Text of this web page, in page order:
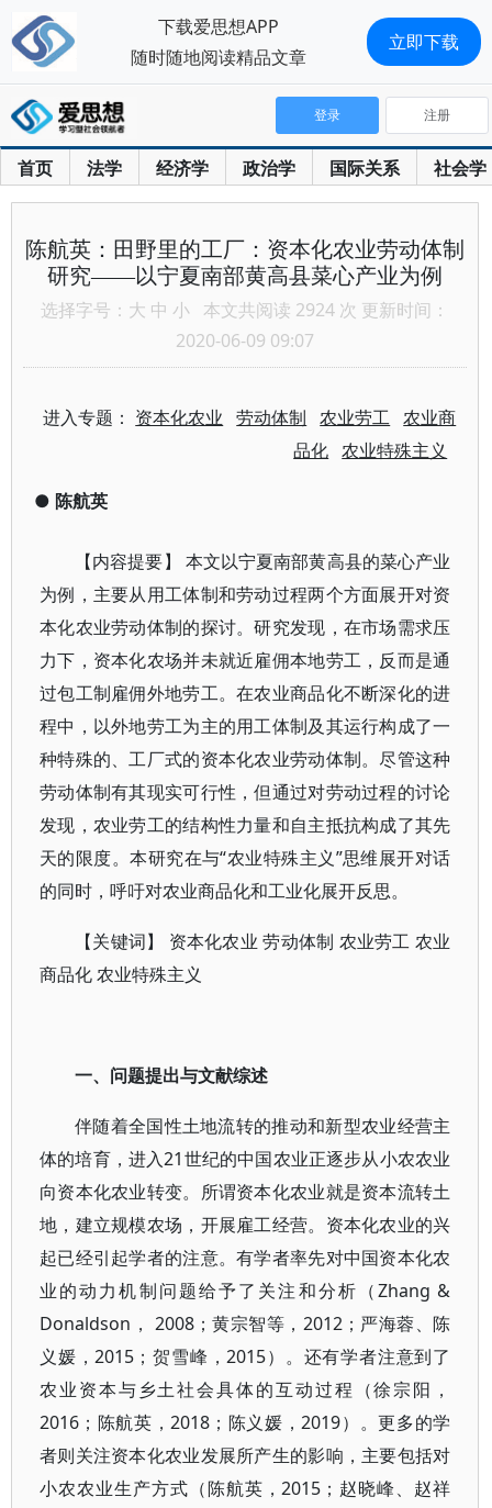
首页 法学 经济学 政治学 国际关系 社会学
登录 注册
陈航英：田野里的工厂：资本化农业劳动体制
研究——以宁夏南部黄高县菜心产业为例
选择字号： 大 中 小 本文共阅读 2924 次 更新时间：
2020-06-09 09:07
进入专题： 资本化农业 劳动体制 农业劳工 农业商
品化 农业特殊主义
● 陈航英
【内容提要】 本文以宁夏南部黄高县的菜心产业
为例，主要从用工体制和劳动过程两个方面展开对资
本化农业劳动体制的探讨。研究发现，在市场需求压
力下，资本化农场并未就近雇佣本地劳工，反而是通
过包工制雇佣外地劳工。在农业商品化不断深化的进
程中，以外地劳工为主的用工体制及其运行构成了一
种特殊的、工厂式的资本化农业劳动体制。尽管这种
劳动体制有其现实可行性，但通过对劳动过程的讨论
发现，农业劳工的结构性力量和自主抵抗构成了其先
天的限度。本研究在与“农业特殊主义”思维展开对话
的同时，呼吁对农业商品化和工业化展开反思。
【关键词】 资本化农业 劳动体制 农业劳工 农业
商品化 农业特殊主义
一、问题提出与文献综述
伴随着全国性土地流转的推动和新型农业经营主
体的培育，进入21世纪的中国农业正逐步从小农农业
向资本化农业转变。所谓资本化农业就是资本流转土
地，建立规模农场，开展雇工经营。资本化农业的兴
起已经引起学者的注意。有学者率先对中国资本化农
业的动力机制问题给予了关注和分析（Zhang &
Donaldson， 2008；黄宗智等，2012；严海蓉、陈
义媛，2015；贺雪峰，2015）。还有学者注意到了
农业资本与乡土社会具体的互动过程（徐宗阳，
2016；陈航英，2018；陈义媛，2019）。更多的学
者则关注资本化农业发展所产生的影响，主要包括对
小农农业生产方式（陈航英，2015；赵晓峰、赵祥
下载爱思想APP
随时随地阅读精品文章
立即下载